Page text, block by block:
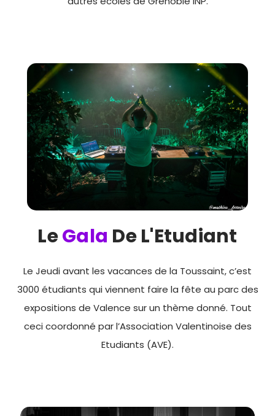
LeGala De L'Etudiant
Le Jeudi avant les vacances de la Toussaint, c’est
3000 étudiants qui viennent faire la fête au parc des
expositions de Valence sur un thème donné. Tout
ceci coordonné par l’Association Valentinoise des
Etudiants (AVE).